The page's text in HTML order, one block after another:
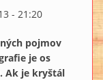
- 21:20
pojmov
je os
Ak je kryštál